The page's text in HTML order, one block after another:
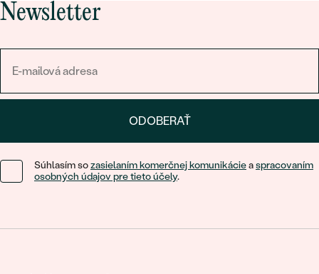
Newsletter
ODOBERAŤ
Súhlasím sozasielaním komerčnej komunikácieaspracovaním
osobných údajov pre tieto účely.